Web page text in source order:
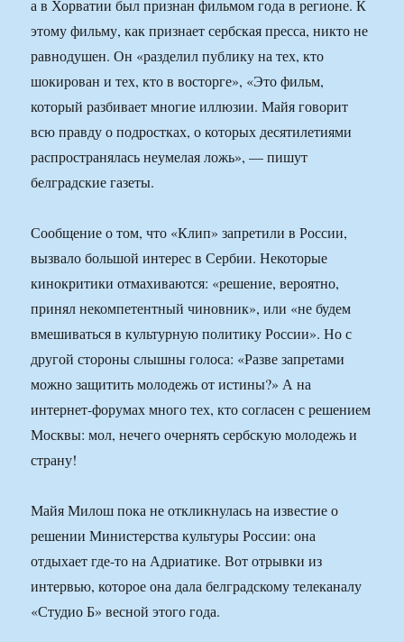
а в Хорватии был признан фильмом года в регионе. К
этому фильму, как признает сербская пресса, никто не
равнодушен. Он «разделил публику на тех, кто
шокирован и тех, кто в восторге», «Это фильм,
который разбивает многие иллюзии. Майя говорит
всю правду о подростках, о которых десятилетиями
распространялась неумелая ложь», — пишут
белградские газеты.
Сообщение о том, что «Клип» запретили в России,
вызвало большой интерес в Сербии. Некоторые
кинокритики отмахиваются: «решение, вероятно,
принял некомпетентный чиновник», или «не будем
вмешиваться в культурную политику России». Но с
другой стороны слышны голоса: «Разве запретами
можно защитить молодежь от истины?» А на
интернет-форумах много тех, кто согласен с решением
Москвы: мол, нечего очернять сербскую молодежь и
страну!
Майя Милош пока не откликнулась на известие о
решении Министерства культуры России: она
отдыхает где-то на Адриатике. Вот отрывки из
интервью, которое она дала белградскому телеканалу
«Студио Б» весной этого года.